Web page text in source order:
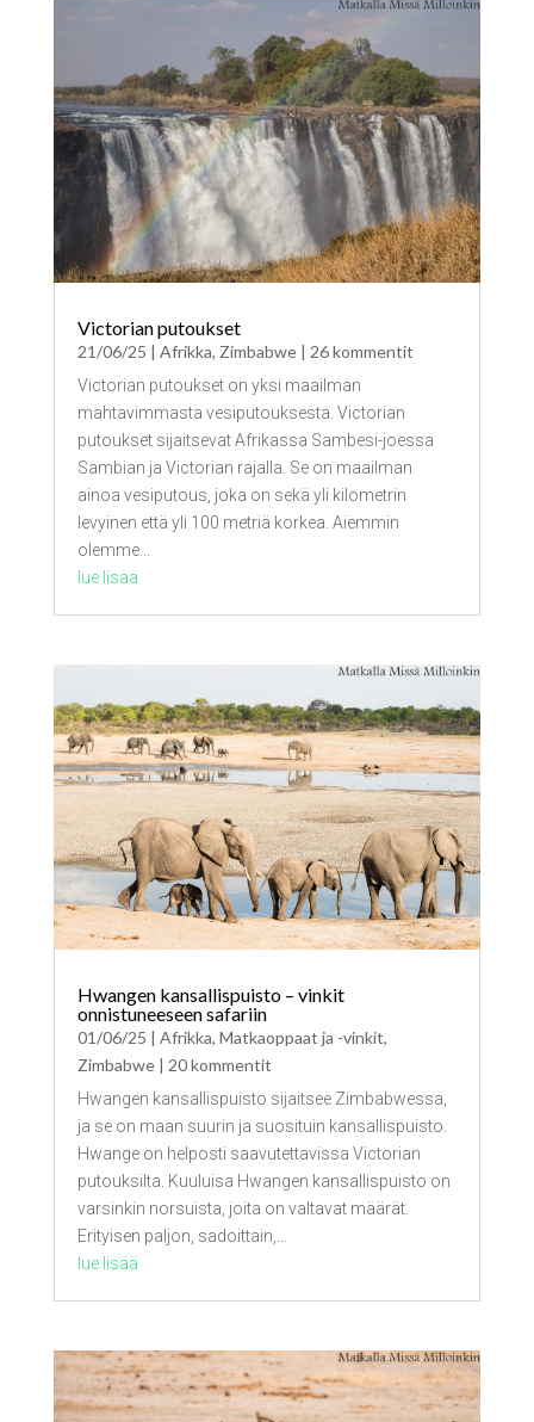
Victorian putoukset
21/06/25 | Afrikka, Zimbabwe| 26 kommentit
Victorian putoukset on yksi maailman
mahtavimmasta vesiputouksesta. Victorian
putoukset sijaitsevat Afrikassa Sambesi-joessa
Sambian ja Victorian rajalla. Se on maailman
ainoa vesiputous, joka on sekä yli kilometrin
levyinen että yli 100 metriä korkea. Aiemmin
olemme...
lue lisää
Hwangen kansallispuisto – vinkit
onnistuneeseen safariin
01/06/25 | Afrikka, Matkaoppaat ja -vinkit,
Zimbabwe| 20 kommentit
Hwangen kansallispuisto sijaitsee Zimbabwessa,
ja se on maan suurin ja suosituin kansallispuisto.
Hwange on helposti saavutettavissa Victorian
putouksilta. Kuuluisa Hwangen kansallispuisto on
varsinkin norsuista, joita on valtavat määrät.
Erityisen paljon, sadoittain,...
lue lisää